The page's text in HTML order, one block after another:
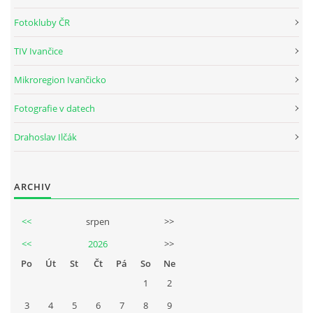
© 2026 eStránky.cz
Fotokluby ČR
TIV Ivančice
Mikroregion Ivančicko
Fotografie v datech
Drahoslav Ilčák
ARCHIV
<< srpen
>>
<<
2026
>>
Po
Út St Čt Pá So
Ne
1
2
3
4 5 6 7 8 9